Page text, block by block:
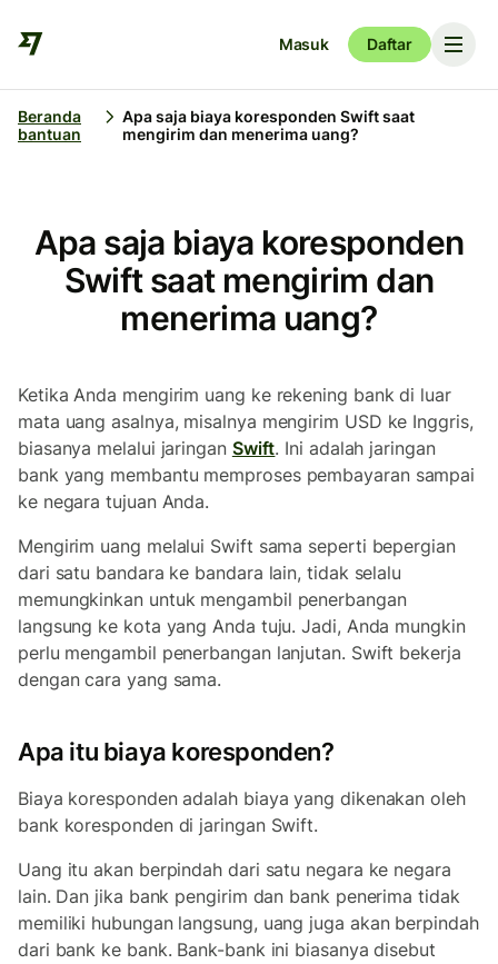
Masuk Daftar
Beranda
bantuan
Apa saja biaya koresponden Swift saat
mengirim dan menerima uang?
Apa saja biaya koresponden
Swift saat mengirim dan
menerima uang?
Ketika Anda mengirim uang ke rekening bank di luar
mata uang asalnya, misalnya mengirim USD ke Inggris,
biasanya melalui jaringan Swift. Ini adalah jaringan
bank yang membantu memproses pembayaran sampai
ke negara tujuan Anda.
Mengirim uang melalui Swift sama seperti bepergian
dari satu bandara ke bandara lain, tidak selalu
memungkinkan untuk mengambil penerbangan
langsung ke kota yang Anda tuju. Jadi, Anda mungkin
perlu mengambil penerbangan lanjutan. Swift bekerja
dengan cara yang sama.
Apa itu biaya koresponden?
Biaya koresponden adalah biaya yang dikenakan oleh
bank koresponden di jaringan Swift.
Uang itu akan berpindah dari satu negara ke negara
lain. Dan jika bank pengirim dan bank penerima tidak
memiliki hubungan langsung, uang juga akan berpindah
dari bank ke bank. Bank-bank ini biasanya disebut